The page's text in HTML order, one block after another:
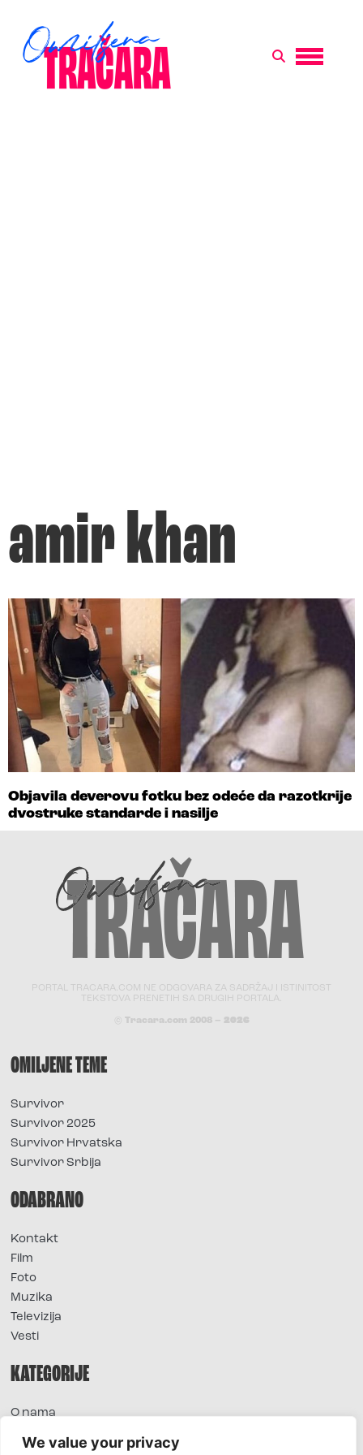
We value your privacy
amir khan
Objavila deverovu fotku bez odeće da razotkrije
dvostruke standarde i nasilje
PORTAL TRACARA.COM NE ODGOVARA ZA SADRŽAJ I ISTINITOST
TEKSTOVA PRENETIH SA DRUGIH PORTALA.
© Tracara.com 2008 – 2026
OMILJENE TEME
Survivor
Survivor 2025
Survivor Hrvatska
Survivor Srbija
ODABRANO
Kontakt
Film
Foto
Muzika
Televizija
Vesti
KATEGORIJE
O nama
Extra